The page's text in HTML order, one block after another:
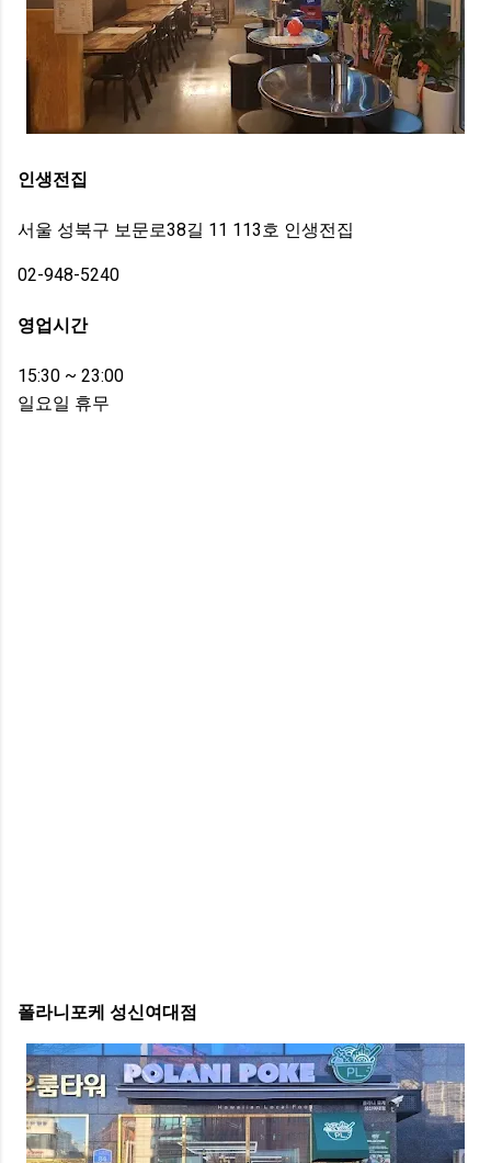
인생전집
서울 성북구 보문로38길 11 113호 인생전집
02-948-5240
영업시간
15:30 ~ 23:00
일요일 휴무
폴라니포케 성신여대점